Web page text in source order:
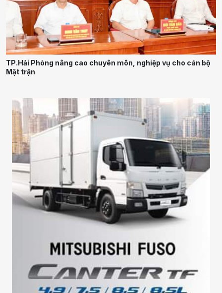
TP.Hải Phòng nâng cao chuyên môn, nghiệp vụ cho cán bộ
Mặt trận